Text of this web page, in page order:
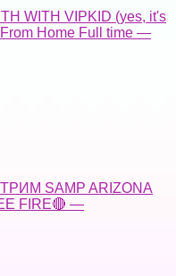
WITH VIPKID (yes, it's
Home Full time —
SAMP ARIZONA
FIRE🔴 —